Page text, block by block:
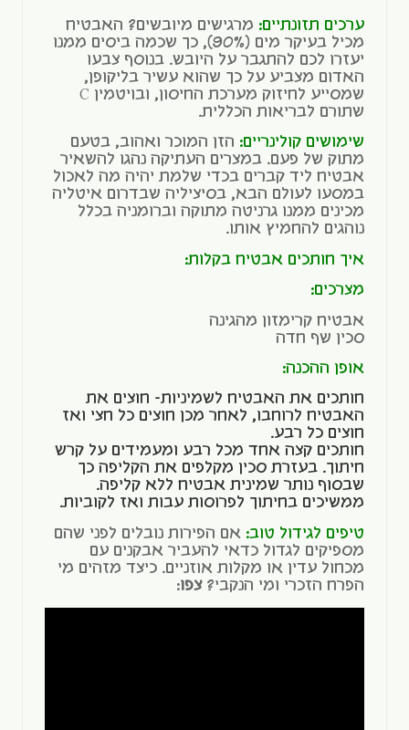
ערכים תזונתיים: מרגישים מיובשים? האבטיח
מכיל בעיקר מים (90%), כך שכמה ביסים ממנו
יעזרו לכם להתגבר על היובש. בנוסף צבעו
האדום מצביע על כך שהוא עשיר בליקופן,
שמסייע לחיזוק מערכת החיסון, ובויטמין C
שתורם לבריאות הכללית.
שימושים קולינריים: הזן המוכר ואהוב, בטעם
מתוק של פעם. במצרים העתיקה נהגו להשאיר
אבטיח ליד קברים בכדי שלמת יהיה מה לאכול
במסעו לעולם הבא, בסיציליה שבדרום איטליה
מכינים ממנו גרניטה מתוקה וברומניה בכלל
נוהגים להחמיץ אותו.
איך חותכים אבטיח בקלות:
מצרכים:
אבטיח קרימזון מהגינה
סכין שף חדה
אופן ההכנה:
חותכים את האבטיח לשמיניות- חוצים את
האבטיח לרוחבו, לאחר מכן חוצים כל חצי ואז
חוצים כל רבע.
חותכים קצה אחד מכל רבע ומעמידים על קרש
חיתוך. בעזרת סכין מקלפים את הקליפה כך
שבסוף נותר שמינית אבטיח ללא קליפה.
ממשיכים בחיתוך לפרוסות עבות ואז לקוביות.
טיפים לגידול טוב: אם הפירות נובלים לפני שהם
מספיקים לגדול כדאי להעביר אבקנים עם
מכחול עדין או מקלות אוזניים. כיצד מזהים מי
הפרח הזכרי ומי הנקבי?צפו: